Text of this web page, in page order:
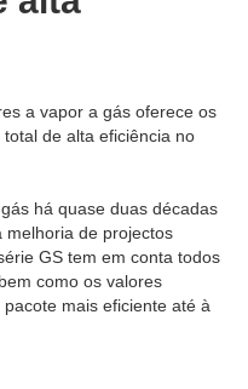
a vapor a gás oferece os
de alta eficiência no
há quase duas décadas
melhoria de projectos
GS tem em conta todos
como os valores
mais eficiente até à